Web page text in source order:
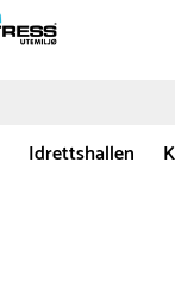
Idrettshallen